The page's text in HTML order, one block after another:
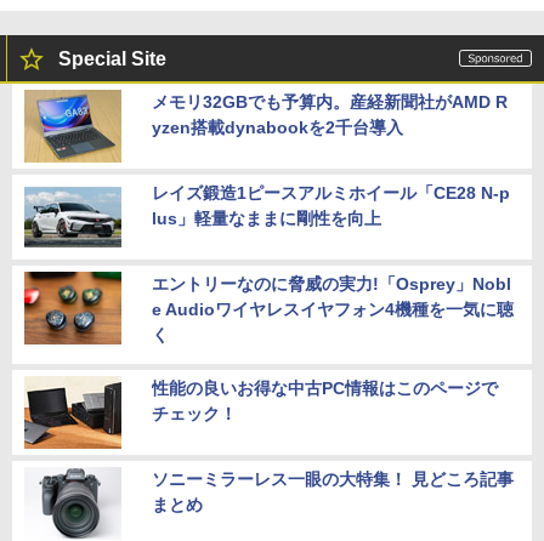
Special Site
メモリ32GBでも予算内。産経新聞社がAMD R
yzen搭載dynabookを2千台導入
レイズ鍛造1ピースアルミホイール「CE28 N-p
lus」軽量なままに剛性を向上
エントリーなのに脅威の実力!「Osprey」Nobl
e Audioワイヤレスイヤフォン4機種を一気に聴
く
性能の良いお得な中古PC情報はこのページで
チェック！
ソニーミラーレス一眼の大特集！ 見どころ記事
まとめ